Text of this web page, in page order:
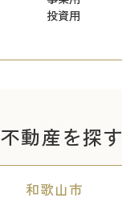
投資用
不動産を探す
和歌山市